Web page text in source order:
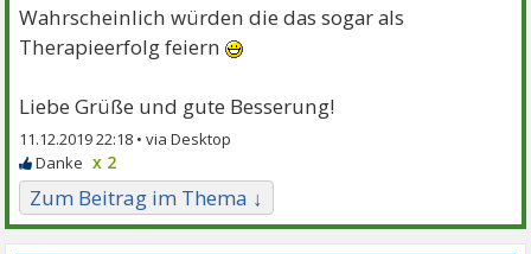
Wahrscheinlich würden die das sogar als
Therapieerfolg feiern
Liebe Grüße und gute Besserung!
11.12.2019 22:18 •
x 2
Zum Beitrag im Thema ↓